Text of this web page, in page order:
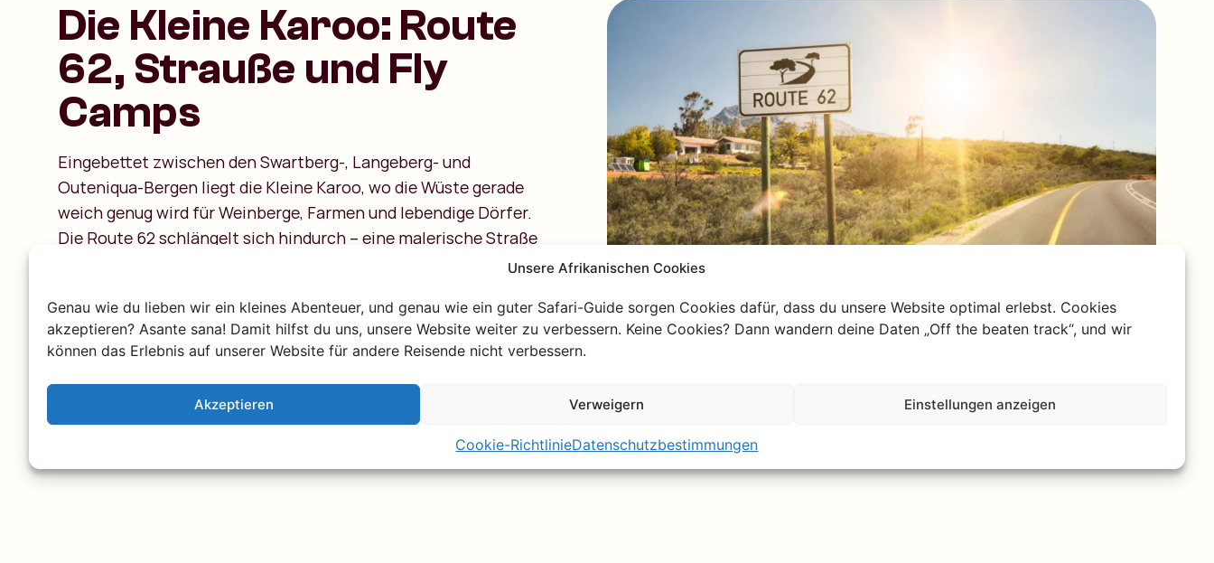
Unsere Afrikanischen Cookies
Genau wie du lieben wir ein kleines Abenteuer, und genau wie ein guter Safari-Guide sorgen Cookies dafür, dass du unsere Website optimal erlebst. Cookies
akzeptieren? Asante sana! Damit hilfst du uns, unsere Website weiter zu verbessern. Keine Cookies? Dann wandern deine Daten „Off the beaten track“, und wir
können das Erlebnis auf unserer Website für andere Reisende nicht verbessern.
Akzeptieren Verweigern Einstellungen anzeigen
Cookie-RichtlinieDatenschutzbestimmungen
Die Kleine Karoo: Route
62, Strauße und Fly
Camps
Eingebettet zwischen den Swartberg-, Langeberg- und
Outeniqua-Bergen liegt die Kleine Karoo, wo die Wüste gerade
weich genug wird für Weinberge, Farmen und lebendige Dörfer.
Die Route 62 schlängelt sich hindurch – eine malerische Straße
Straußenhauptstadt der Welt. Für das echte Charlie’s-Erlebnis
schläfst du eine Nacht in einem Fly Camp auf einer aktiven
Straußenfarm. Kein WLAN, kein Schnickschnack – nur Feuerlicht,
Bergstille und ein Sternenhimmel, der dir den Atem raubt. Wach
auf mit Kaffee, frischer Luft und diesem unverwechselbaren